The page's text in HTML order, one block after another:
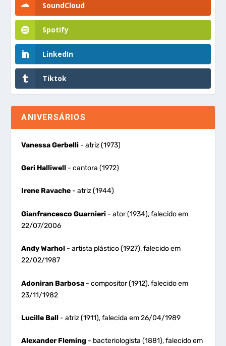
SoundCloud
Spotify
LinkedIn
Tiktok
ANIVERSÁRIOS
Vanessa Gerbelli - atriz (1973)
Geri Halliwell - cantora (1972)
Irene Ravache - atriz (1944)
Gianfrancesco Guarnieri - ator (1934), falecido em
22/07/2006
Andy Warhol - artista plástico (1927), falecido em
22/02/1987
Adoniran Barbosa - compositor (1912), falecido em
23/11/1982
Lucille Ball - atriz (1911), falecida em 26/04/1989
Alexander Fleming - bacteriologista (1881), falecido em